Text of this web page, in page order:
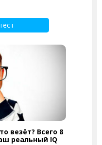
везёт? Всего 8
реальный IQ